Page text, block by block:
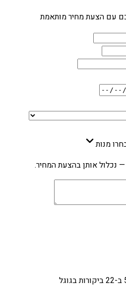
עם הצעת מחיר מותאמת
מנות
נכלול אותן בהצעת המחיר.
22ביקורות בגוגל